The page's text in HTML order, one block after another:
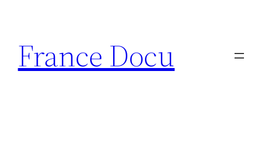
contenu
France Docu